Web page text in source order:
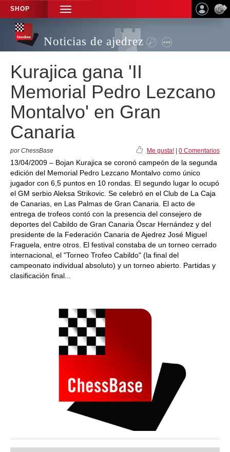
SHOP
TOGGLE
NAVIGATION
Noticias de ajedrez
Kurajica gana 'II
Memorial Pedro Lezcano
Montalvo' en Gran
Canaria
por ChessBase Me gusta! 0 Comentarios
13/04/2009 – Bojan Kurajica se coronó campeón de la segunda
edición del Memorial Pedro Lezcano Montalvo como único
jugador con 6,5 puntos en 10 rondas. El segundo lugar lo ocupó
el GM serbio Aleksa Strikovic. Se celebró en el Club de La Caja
de Canarias, en Las Palmas de Gran Canaria. El acto de
entrega de trofeos contó con la presencia del consejero de
deportes del Cabildo de Gran Canaria Óscar Hernández y del
presidente de la Federación Canaria de Ajedrez José Miguel
Fraguela, entre otros. El festival constaba de un torneo cerrado
internacional, el "Torneo Trofeo Cabildo" (la final del
campeonato individual absoluto) y un torneo abierto. Partidas y
clasificación final...